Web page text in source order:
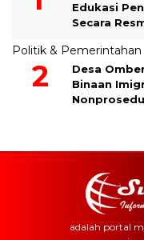
Edukasi
Secara
Politik & Pemerintahan
Desa
Binaan
adalah portal